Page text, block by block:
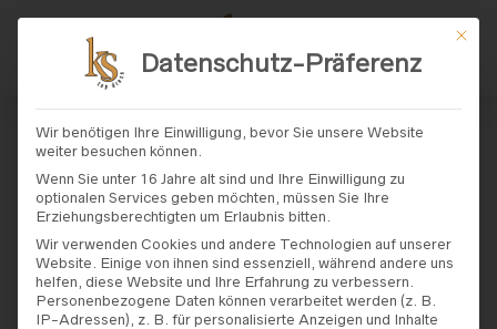
START/ PRODUKT RÜCKENAUSSCHNITT / U-FORM
U-Form
FILTERS
Mit
Datenschutz-Präferenz
Wir benötigen Ihre Einwilligung, bevor Sie unsere Website
weiter besuchen können.
Wenn Sie unter 16 Jahre alt sind und Ihre Einwilligung zu
optionalen Services geben möchten, müssen Sie Ihre
Erziehungsberechtigten um Erlaubnis bitten.
Wir verwenden Cookies und andere Technologien auf unserer
Website. Einige von ihnen sind essenziell, während andere uns
helfen, diese Website und Ihre Erfahrung zu verbessern.
Personenbezogene Daten können verarbeitet werden (z. B.
IP-Adressen), z. B. für personalisierte Anzeigen und Inhalte